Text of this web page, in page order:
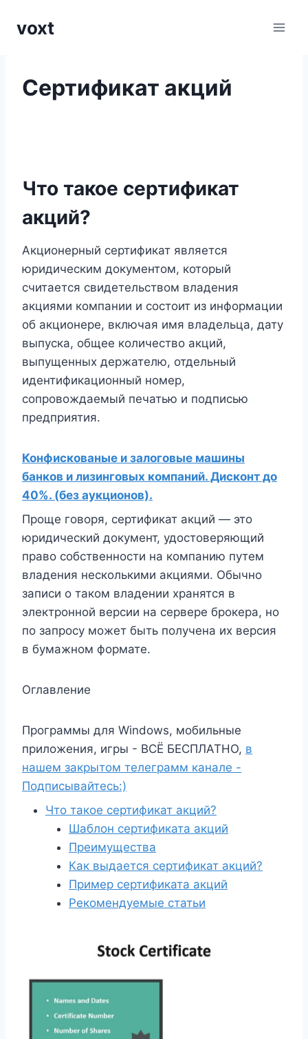
voxt
Сертификат акций
Что такое сертификат
акций?
Акционерный сертификат является
юридическим документом, который
считается свидетельством владения
акциями компании и состоит из информации
об акционере, включая имя владельца, дату
выпуска, общее количество акций,
выпущенных держателю, отдельный
идентификационный номер,
сопровождаемый печатью и подписью
предприятия.
Конфискованые и залоговые машины
банков и лизинговых компаний. Дисконт до
40%. (без аукционов).
Проще говоря, сертификат акций — это
юридический документ, удостоверяющий
право собственности на компанию путем
владения несколькими акциями. Обычно
записи о таком владении хранятся в
электронной версии на сервере брокера, но
по запросу может быть получена их версия
в бумажном формате.
Оглавление
Программы для Windows, мобильные
приложения, игры - ВСЁ БЕСПЛАТНО, в
нашем закрытом телеграмм канале -
Подписывайтесь:)
Что такое сертификат акций?
Шаблон сертификата акций
Преимущества
Как выдается сертификат акций?
Пример сертификата акций
Рекомендуемые статьи